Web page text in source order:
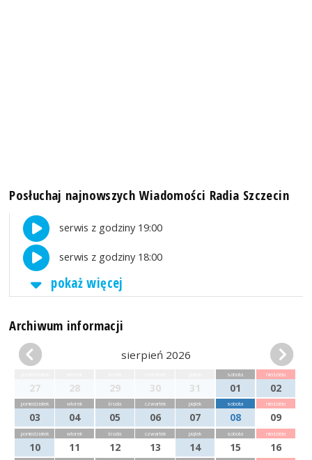
Posłuchaj najnowszych Wiadomości Radia Szczecin
serwis z godziny 19:00
serwis z godziny 18:00
pokaż więcej
Archiwum informacji
sierpień 2026
27 28 29 30 31
sobota
01
niedziela
02
poniedziałek
03
wtorek
04
środa
05
czwartek
06
piątek
07
sobota
08
niedziela
09
poniedziałek
10
wtorek
11
środa
12
czwartek
13
piątek
14
sobota
15
niedziela
16